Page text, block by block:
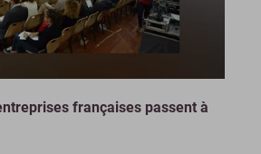
françaises passent à